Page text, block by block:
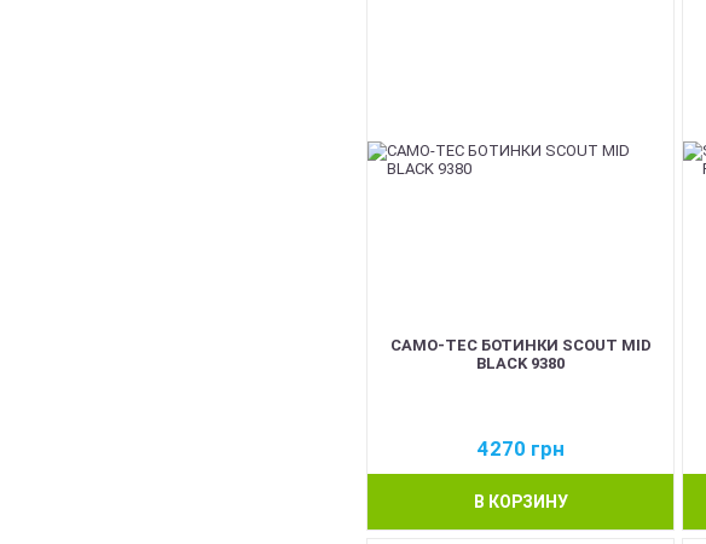
CAMO-TEC БОТИНКИ SCOUT MID
BLACK 9380
4270 грн
В КОРЗИНУ